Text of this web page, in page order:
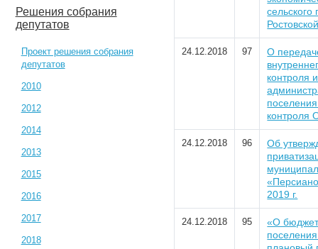
Решения собрания
депутатов
Проект решения собрания
депутатов
2010
2012
2014
2013
2015
2016
2017
2018
24.12.2018 97
О
контроля
контроля
24.12.2018 96
Об
2019 г.
24.12.2018 95
«О